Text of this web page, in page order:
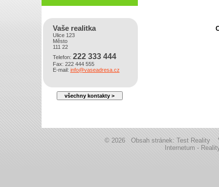
Vaše realitka
Ulice 123
Město
111 22
Telefon: 222 333 444
Fax: 222 444 555
E-mail: info@vaseadresa.cz
všechny kontakty >
© 2026 Obsah stránek: Test
Internetum -